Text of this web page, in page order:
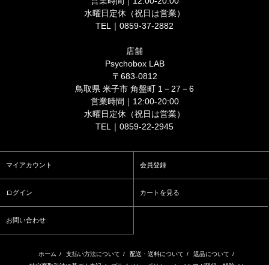
水曜日定休（祝日は営業）
TEL｜0859-37-2882
店舗
Psychobox LAB
〒683-0812
鳥取県 米子市 角盤町 1－27－6
営業時間｜12:00-20:00
水曜日定休（祝日は営業）
TEL｜0859-22-2945
マイアカウント 会員登録
ログイン カートを見る
お問い合わせ
ホーム / 支払い方法について / 配送・送料について / 返品について /